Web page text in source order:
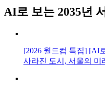
AI로 보는 2035년
[2026 월드컵 특집] [AI
사라진 도시, 서울의 미